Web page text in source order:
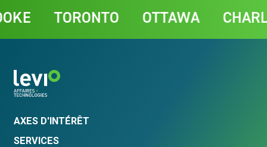
TORONTO OTTAWA
AXES D'INTÉRÊT
SERVICES